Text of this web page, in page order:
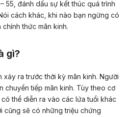
55, đánh dấu sự kết thúc quá trình
cách khác, khi nào bạn ngừng có
thức mãn kinh.
gì?
xảy ra trước thời kỳ mãn kinh. Người
chuyển tiếp mãn kinh. Tùy theo cơ
thể diễn ra vào các lứa tuổi khác
cũng sẽ có những triệu chứng